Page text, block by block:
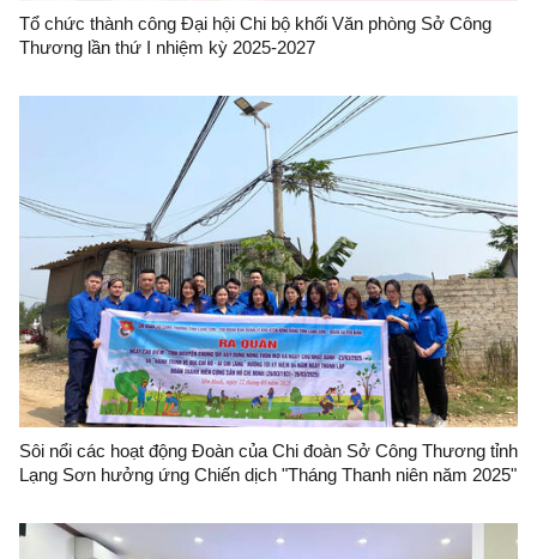
Tổ chức thành công Đại hội Chi bộ khối Văn phòng Sở Công
Thương lần thứ I nhiệm kỳ 2025-2027
Sôi nổi các hoạt động Đoàn của Chi đoàn Sở Công Thương tỉnh
Lạng Sơn hưởng ứng Chiến dịch "Tháng Thanh niên năm 2025"